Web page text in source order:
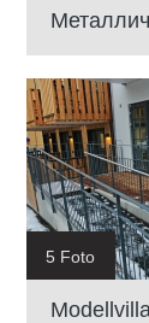
5 Foto